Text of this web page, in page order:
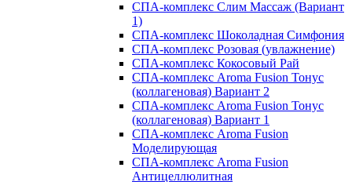
СПА-комплекс Слим Массаж (Вариант
1)
СПА-комплекс Шоколадная Симфония
СПА-комплекс Розовая (увлажнение)
СПА-комплекс Кокосовый Рай
СПА-комплекс Aroma Fusion Тонус
(коллагеновая) Вариант 2
СПА-комплекс Aroma Fusion Тонус
(коллагеновая) Вариант 1
СПА-комплекс Aroma Fusion
Моделирующая
СПА-комплекс Aroma Fusion
Антицеллюлитная